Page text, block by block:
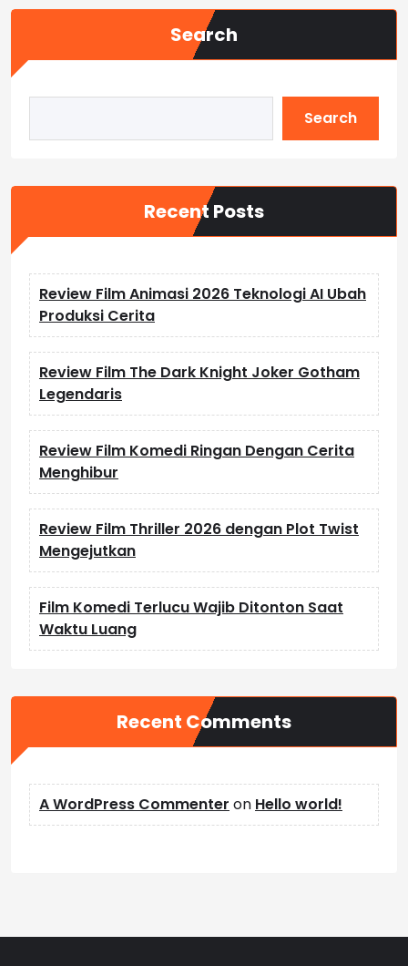
Search
Search
Recent Posts
Review Film Animasi 2026 Teknologi AI Ubah
Produksi Cerita
Review Film The Dark Knight Joker Gotham
Legendaris
Review Film Komedi Ringan Dengan Cerita
Menghibur
Review Film Thriller 2026 dengan Plot Twist
Mengejutkan
Film Komedi Terlucu Wajib Ditonton Saat
Waktu Luang
Recent Comments
A WordPress Commenter on Hello world!